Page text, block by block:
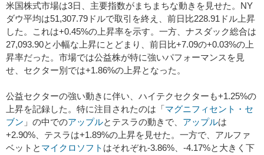
米国株式市場は3日、主要指数がまちまちな動きを見せた。NY
ダウ平均は51,307.79ドルで取引を終え、前日比228.91ドル上昇
した。これは+0.45%の上昇率を示す。一方、ナスダック総合は
27,093.90と小幅な上昇にとどまり、前日比+7.09の+0.03%の上
昇率だった。市場では公益株が特に強いパフォーマンスを見
せ、セクター別では+1.86%の上昇となった。
公益セクターの強い動きに伴い、ハイテクセクターも+1.25%の
上昇を記録した。特に注目されたのは「マグニフィセント・セ
ブン 」の中でのアップルとテスラの動きで、 アップルは
+2.90%、テスラは+1.89%の上昇を見せた。一方で、アルファ
ベットと マイクロソフト はそれぞれ-3.86%、-4.17%と大きく下